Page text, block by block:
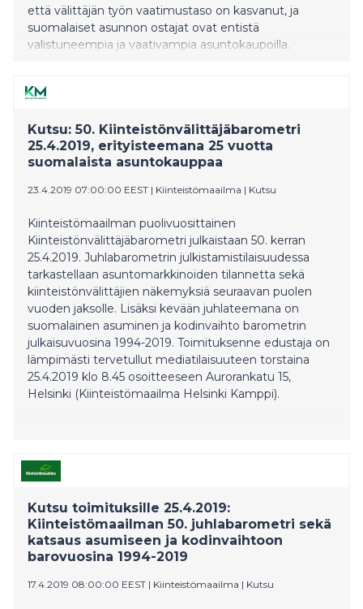
että välittäjän työn vaatimustaso on kasvanut, ja
suomalaiset asunnon ostajat ovat entistä
valistuneempia ja vaativampia asuntokaupoilla.
Kutsu: 50. Kiinteistönvälittäjäbarometri
25.4.2019, erityisteemana 25 vuotta
suomalaista asuntokauppaa
23.4.2019 07:00:00 EEST | Kiinteistömaailma | Kutsu
Kiinteistömaailman puolivuosittainen
Kiinteistönvälittäjäbarometri julkaistaan 50. kerran
25.4.2019. Juhlabarometrin julkistamistilaisuudessa
tarkastellaan asuntomarkkinoiden tilannetta sekä
kiinteistönvälittäjien näkemyksiä seuraavan puolen
vuoden jaksolle. Lisäksi kevään juhlateemana on
suomalainen asuminen ja kodinvaihto barometrin
julkaisuvuosina 1994-2019. Toimituksenne edustaja on
lämpimästi tervetullut mediatilaisuuteen torstaina
25.4.2019 klo 8.45 osoitteeseen Aurorankatu 15,
Helsinki (Kiinteistömaailma Helsinki Kamppi).
Kutsu toimituksille 25.4.2019:
Kiinteistömaailman 50. juhlabarometri sekä
katsaus asumiseen ja kodinvaihtoon
barovuosina 1994-2019
17.4.2019 08:00:00 EEST | Kiinteistömaailma | Kutsu